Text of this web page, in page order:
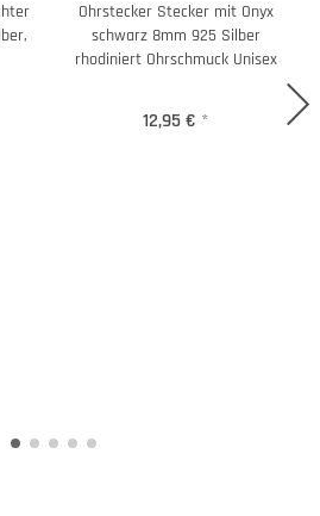
Ohrstecker Stecker mit Onyx
schwarz 8mm 925 Silber
rhodiniert Ohrschmuck Unisex
12,95 € *